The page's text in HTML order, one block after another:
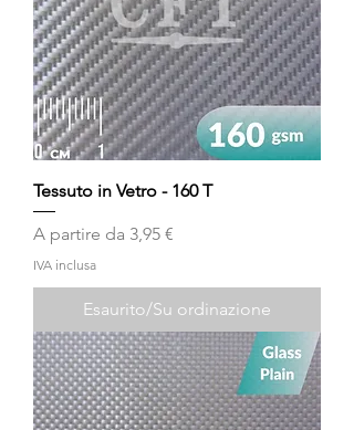
Tessuto in Vetro - 160 T
A partire da 3,95 €
Prezzo scontato
IVA inclusa
Esaurito/Su ordinazione